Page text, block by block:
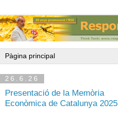
26.6.26
Presentació de la Memòria
Econòmica de Catalunya 2025